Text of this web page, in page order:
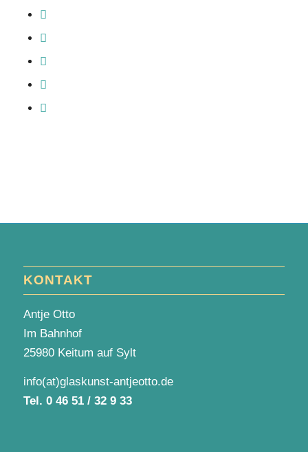
KONTAKT
Antje Otto
Im Bahnhof
25980 Keitum auf Sylt
info(at)glaskunst-antjeotto.de
Tel. 0 46 51 / 32 9 33